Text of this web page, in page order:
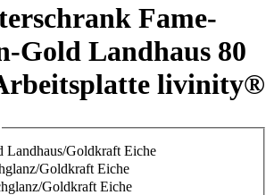
Fame-
Gold Landhaus 80
livinity®
Landhaus/Goldkraft Eiche
Goldkraft Eiche
Goldkraft Eiche